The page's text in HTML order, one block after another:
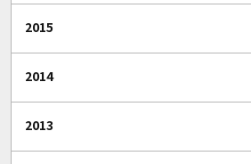
2015
2014
2013